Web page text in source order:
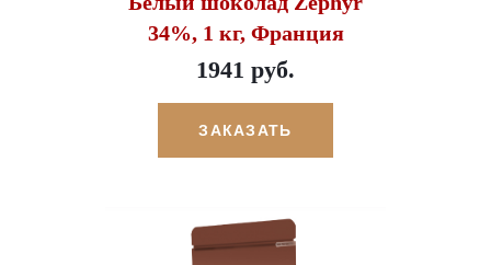
34%, 1 кг, Франция
1941 руб.
ЗАКАЗАТЬ